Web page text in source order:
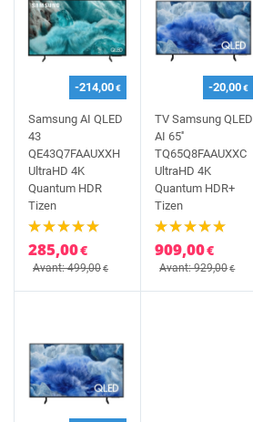
-214,00€
Samsung AI QLED
43
QE43Q7FAAUXXH
UltraHD 4K
Quantum HDR
Tizen
285,00€
Avant: 499,00€
-20,00€
TV Samsung QLED
AI 65''
TQ65Q8FAAUXXC
UltraHD 4K
Quantum HDR+
Tizen
909,00€
Avant: 929,00€